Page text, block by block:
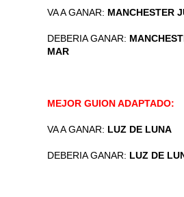
VA A GANAR: MANCHESTER
DEBERIA GANAR:
MAR
MEJOR GUION ADAPTADO:
VA A GANAR: LUZ DE LUNA
DEBERIA GANAR: LUZ DE